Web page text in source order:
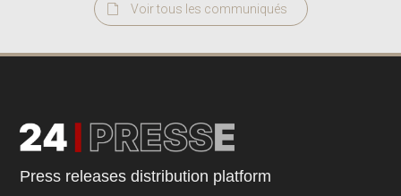
Voir tous les communiqués
Press releases distribution platform